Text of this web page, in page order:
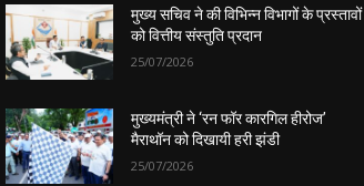
मुख्य सचिव ने की विभिन्न विभागों के प्रस्तावों
को वित्तीय संस्तुति प्रदान
25/07/2026
मुख्यमंत्री ने ‘रन फॉर कारगिल हीरोज’
मैराथॉन को दिखायी हरी झंडी
25/07/2026